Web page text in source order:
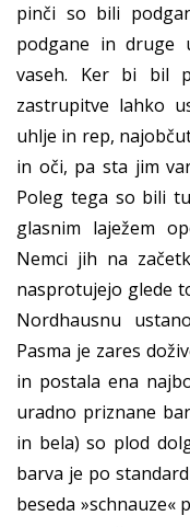
pinči so bili
podgane in druge
vaseh. Ker bi bil
zastrupitve lahko
uhlje in rep,
in oči, pa sta jim
Poleg tega so bili
glasnim laježem
Nemci jih na
nasprotujejo glede
Nordhausnu
Pasma je zares
in postala ena
uradno priznane
in bela) so plod
barva je po
beseda »schnauze«